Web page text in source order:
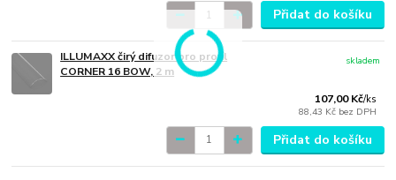
Přidat do košíku
ILLUMAXX čirý difuzor pro profil
CORNER 16 BOW, 2 m
107,00 Kč/ks
88,43 Kč bez DPH
skladem
Přidat do košíku